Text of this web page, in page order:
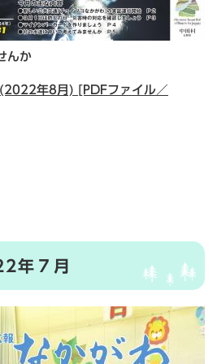
んか
年8月) [PDFファイル／
７月